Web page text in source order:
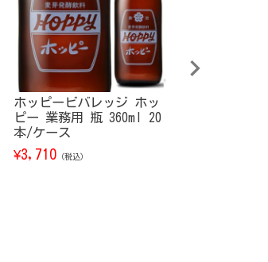
ホッピービバレッジ ホッ
ピー 業務用 瓶 360ml 20
本/ケース
¥3,710 （税込）